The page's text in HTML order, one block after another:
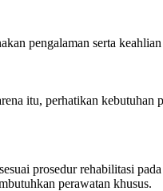
pengalaman serta
itu, perhatikan kebutuhan
prosedur rehabilitasi
perawatan khusus.